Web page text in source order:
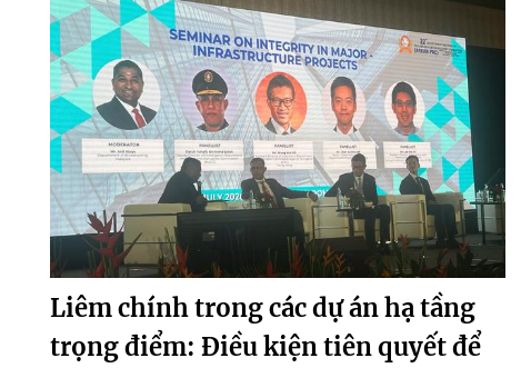
Liêm chính trong các dự án hạ tầng
trọng điểm: Điều kiện tiên quyết để